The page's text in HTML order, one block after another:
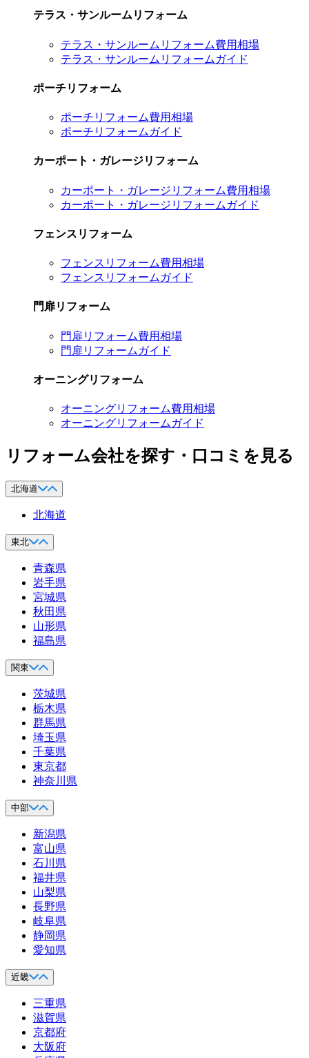
テラス・サンルームリフォーム
テラス・サンルームリフォーム費用相場
テラス・サンルームリフォームガイド
ポーチリフォーム
ポーチリフォーム費用相場
ポーチリフォームガイド
カーポート・ガレージリフォーム
カーポート・ガレージリフォーム費用相場
カーポート・ガレージリフォームガイド
フェンスリフォーム
フェンスリフォーム費用相場
フェンスリフォームガイド
門扉リフォーム
門扉リフォーム費用相場
門扉リフォームガイド
オーニングリフォーム
オーニングリフォーム費用相場
オーニングリフォームガイド
リフォーム会社を探す・口コミを見る
北海道
北海道
東北
青森県
岩手県
宮城県
秋田県
山形県
福島県
関東
茨城県
栃木県
群馬県
埼玉県
千葉県
東京都
神奈川県
中部
新潟県
富山県
石川県
福井県
山梨県
長野県
岐阜県
静岡県
愛知県
近畿
三重県
滋賀県
京都府
大阪府